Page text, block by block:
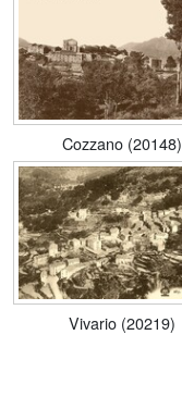
Cozzano (20148)
Vivario (20219)